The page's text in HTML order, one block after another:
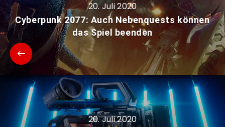
20. Juli 2020
Cyberpunk 2077: Auch Nebenquests können
das Spiel beenden
20. Juli 2020